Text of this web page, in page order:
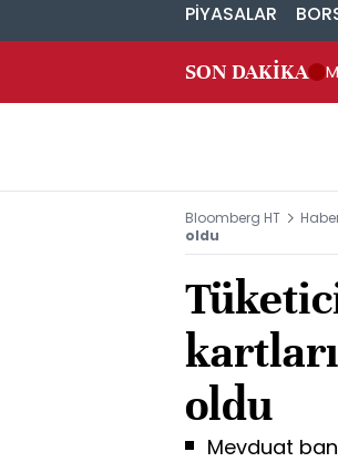
PİYASALAR
SON DAKİKA
Bloomberg HT
oldu
oldu
Mevduat